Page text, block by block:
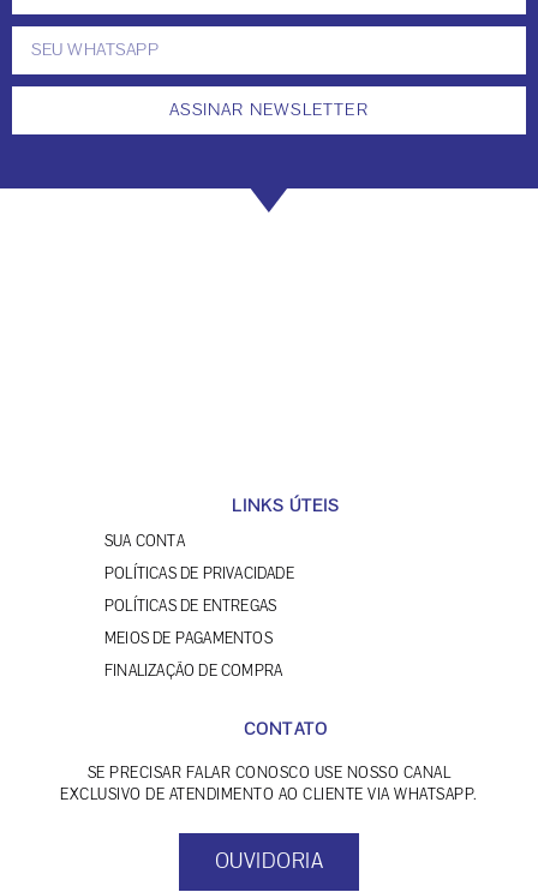
ASSINAR NEWSLETTER
LINKS ÚTEIS
SUA CONTA
POLÍTICAS DE PRIVACIDADE
POLÍTICAS DE ENTREGAS
MEIOS DE PAGAMENTOS
FINALIZAÇÃO DE COMPRA
CONTATO
SE PRECISAR FALAR CONOSCO USE NOSSO CANAL
EXCLUSIVO DE ATENDIMENTO AO CLIENTE VIA WHATSAPP.
OUVIDORIA